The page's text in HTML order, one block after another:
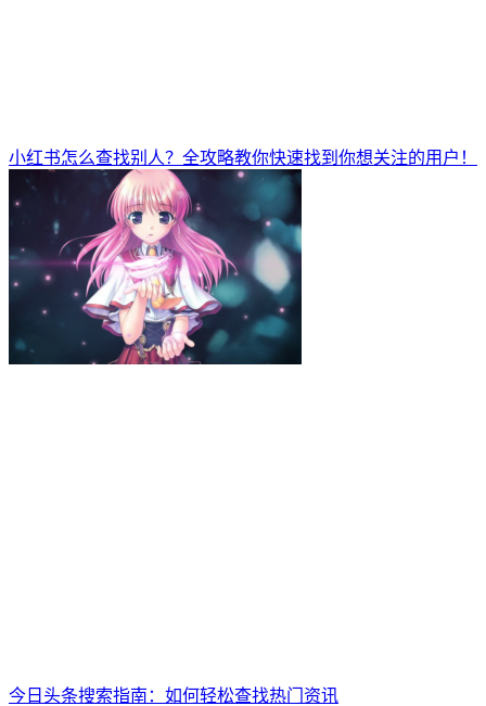
小红书怎么查找别人？全攻略教你快速找到你想关注的用户！
今日头条搜索指南：如何轻松查找热门资讯